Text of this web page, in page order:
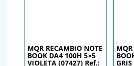
MQR RECAMBIO NOTE
BOOK DA4 100H 5×5
VIOLETA (07427) Ref.: